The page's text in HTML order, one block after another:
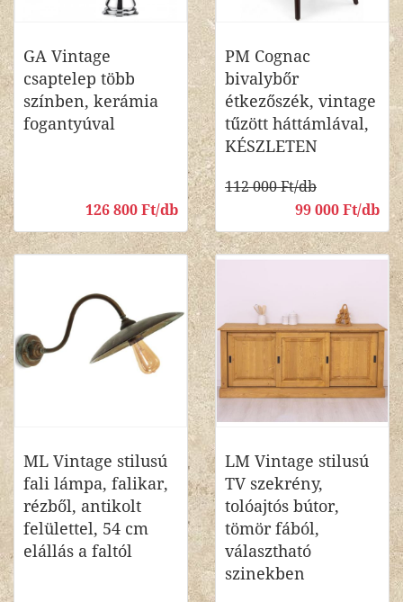
GA Vintage
csaptelep több
színben, kerámia
fogantyúval
126 800 Ft/db
PM Cognac
bivalybőr
étkezőszék, vintage
tűzött háttámlával,
KÉSZLETEN
112 000 Ft/db
99 000 Ft/db
ML Vintage stilusú
fali lámpa, falikar,
rézből, antikolt
felülettel, 54 cm
elállás a faltól
LM Vintage stilusú
TV szekrény,
tolóajtós bútor,
tömör fából,
választható
szinekben